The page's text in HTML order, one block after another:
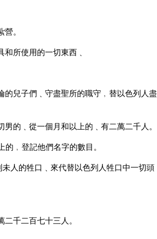
。
所使用的一切東西﹑
兒子們﹑守盡聖所的職守﹐替以色列人盡
的﹑從一個月和以上的﹑有二萬二千人。
﹐登記他們名字的數目。
人的牲口﹑來代替以色列人牲口中一切頭
千二百七十三人。